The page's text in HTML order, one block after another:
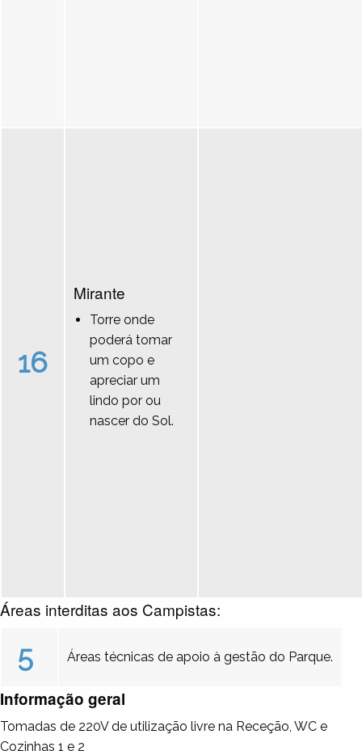
16
Mirante
Torre onde
poderá tomar
um copo e
apreciar um
lindo por ou
nascer do Sol.
Áreas interditas aos Campistas:
5 Áreas técnicas de apoio à gestão do Parque.
Informação geral
Tomadas de 220V de utilização livre na Receção, WC e
Cozinhas 1 e 2